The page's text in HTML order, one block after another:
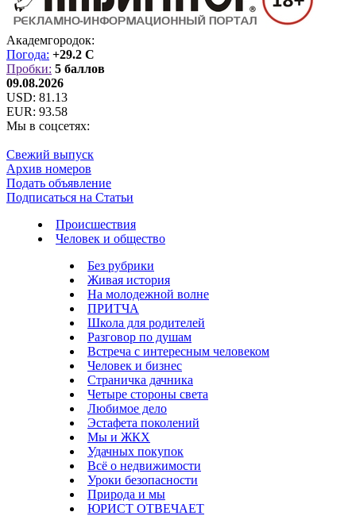
Академгородок:
Погода: +29.2 C
Пробки: 5 баллов
09.08.2026
USD: 81.13
EUR: 93.58
Мы в соцсетях:
Свежий выпуск
Архив номеров
Подать объявление
Подписаться на Статьи
Происшествия
Человек и общество
Без рубрики
Живая история
На молодежной волне
ПРИТЧА
Школа для родителей
Разговор по душам
Встреча с интересным человеком
Человек и бизнес
Страничка дачника
Четыре стороны света
Любимое дело
Эстафета поколений
Мы и ЖКХ
Удачных покупок
Всё о недвижимости
Уроки безопасности
Природа и мы
ЮРИСТ ОТВЕЧАЕТ